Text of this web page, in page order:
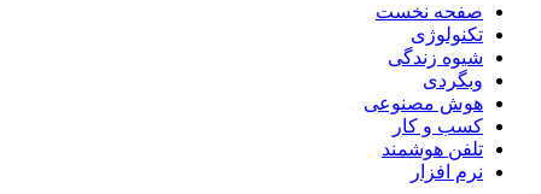
صفحه نخست
تکنولوژی
شیوه زندگی
وبگردی
هوش مصنوعی
کسب و کار
تلفن هوشمند
نرم افزار